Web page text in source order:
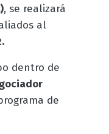
, se realizará
al
dentro de
de